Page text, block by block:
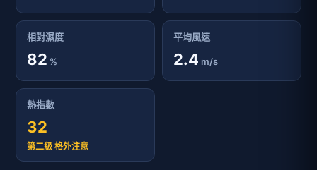
相對濕度
82 %
平均風速
2.4 m/s
熱指數
32
第二級 格外注意